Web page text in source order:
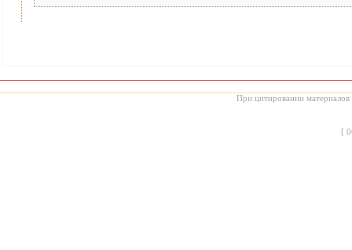
При цитировании материалов
[